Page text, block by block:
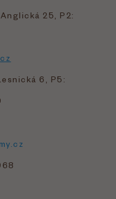
25, P2:
6, P5: